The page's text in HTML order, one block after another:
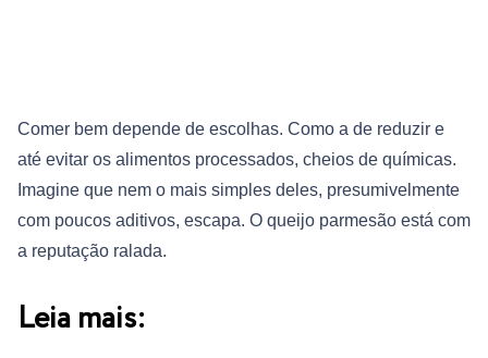
Comer bem depende de escolhas. Como a de reduzir e
até evitar os alimentos processados, cheios de químicas.
Imagine que nem o mais simples deles, presumivelmente
com poucos aditivos, escapa. O queijo parmesão está com
a reputação ralada.
Leia mais: